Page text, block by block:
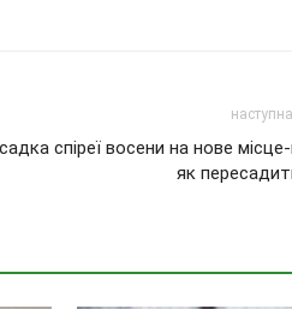
спіреї восени на нове місце-
як